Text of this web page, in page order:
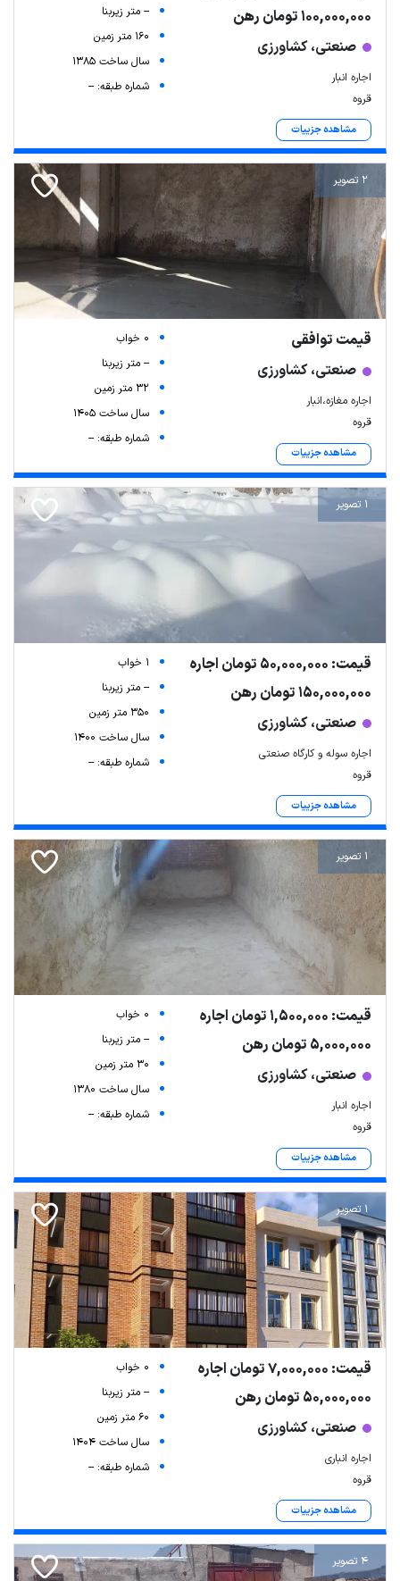
Leaflet| Map data ©ariamarz.com
100,000,000 تومان رهن
صنعتی، کشاورزی
اجاره انبار
قروه
مشاهده جزییات
-- متر زیربنا
160 متر زمین
سال ساخت 1385
شماره طبقه: --
2 تصویر
قیمت توافقی
صنعتی، کشاورزی
اجاره مغازه،انبار
قروه
مشاهده جزییات
0 خواب
-- متر زیربنا
32 متر زمین
سال ساخت 1405
شماره طبقه: --
1 تصویر
قیمت: 50,000,000 تومان اجاره
150,000,000 تومان رهن
صنعتی، کشاورزی
اجاره سوله و کارگاه صنعتی
قروه
مشاهده جزییات
1 خواب
-- متر زیربنا
350 متر زمین
سال ساخت 1400
شماره طبقه: --
1 تصویر
قیمت: 1,500,000 تومان اجاره
5,000,000 تومان رهن
صنعتی، کشاورزی
اجاره انبار
قروه
مشاهده جزییات
0 خواب
-- متر زیربنا
30 متر زمین
سال ساخت 1380
شماره طبقه: --
1 تصویر
قیمت: 7,000,000 تومان اجاره
50,000,000 تومان رهن
صنعتی، کشاورزی
اجاره انباری
قروه
مشاهده جزییات
0 خواب
-- متر زیربنا
60 متر زمین
سال ساخت 1404
شماره طبقه: --
4 تصویر